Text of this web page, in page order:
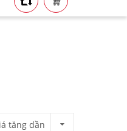
tăng dần